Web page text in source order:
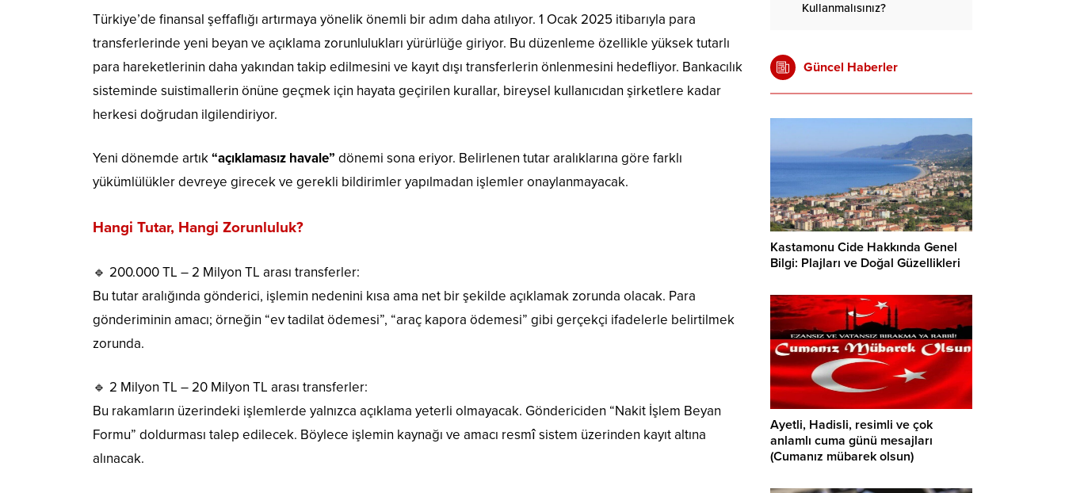
Türkiye’de finansal şeffaflığı artırmaya yönelik önemli bir adım daha atılıyor. 1 Ocak 2025 itibarıyla para
transferlerinde yeni beyan ve açıklama zorunlulukları yürürlüğe giriyor. Bu düzenleme özellikle yüksek tutarlı
para hareketlerinin daha yakından takip edilmesini ve kayıt dışı transferlerin önlenmesini hedefliyor. Bankacılık
sisteminde suistimallerin önüne geçmek için hayata geçirilen kurallar, bireysel kullanıcıdan şirketlere kadar
herkesi doğrudan ilgilendiriyor.
Yeni dönemde artık“açıklamasız havale” dönemi sona eriyor. Belirlenen tutar aralıklarına göre farklı
yükümlülükler devreye girecek ve gerekli bildirimler yapılmadan işlemler onaylanmayacak.
Hangi Tutar, Hangi Zorunluluk?
🔹 200.000 TL – 2 Milyon TL arası transferler:
Bu tutar aralığında gönderici, işlemin nedenini kısa ama net bir şekilde açıklamak zorunda olacak. Para
gönderiminin amacı; örneğin “ev tadilat ödemesi”, “araç kapora ödemesi” gibi gerçekçi ifadelerle belirtilmek
zorunda.
🔹 2 Milyon TL – 20 Milyon TL arası transferler:
Bu rakamların üzerindeki işlemlerde yalnızca açıklama yeterli olmayacak. Göndericiden “Nakit İşlem Beyan
Formu” doldurması talep edilecek. Böylece işlemin kaynağı ve amacı resmî sistem üzerinden kayıt altına
alınacak.
Kullanmalısınız?
Güncel Haberler
Kastamonu Cide Hakkında Genel
Bilgi: Plajları ve Doğal Güzellikleri
Ayetli, Hadisli, resimli ve çok
anlamlı cuma günü mesajları
(Cumanız mübarek olsun)